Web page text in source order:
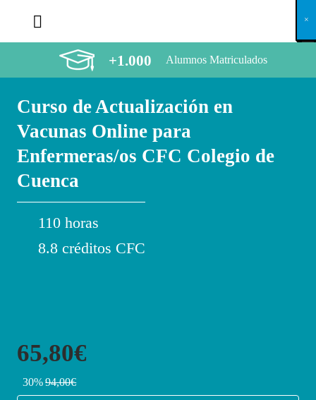
+1.000 Alumnos Matriculados
Curso de Actualización en
Vacunas Online para
Enfermeras/os CFC Colegio de
Cuenca
110 horas
8.8 créditos CFC
65,80€
30%94,00€
X
×
×
×
×
×
×
×
×
×
×
×
×
×
×
×
×
×
×
×
×
×
×
×
×
×
×
×
×
×
×
×
×
×
×
×
×
×
×
×
×
×
×
×
×
×
×
×
×
×
×
×
×
×
×
×
×
×
×
×
×
×
×
×
×
×
×
×
×
×
×
×
×
×
×
×
×
×
×
×
×
×
×
×
×
×
×
×
×
×
×
×
×
×
×
×
×
×
×
×
×
×
×
×
×
×
×
×
×
×
×
×
×
×
×
×
×
×
×
×
×
×
×
×
×
×
×
×
×
×
×
×
×
×
×
×
×
×
×
×
×
×
×
×
×
×
×
×
×
×
×
×
×
×
×
×
×
×
×
×
×
×
×
×
×
×
×
×
×
×
×
×
×
×
×
×
×
×
×
×
×
×
×
×
×
×
×
×
×
×
×
×
×
×
×
×
×
×
×
×
×
×
×
×
×
×
×
×
×
×
×
×
×
×
×
×
×